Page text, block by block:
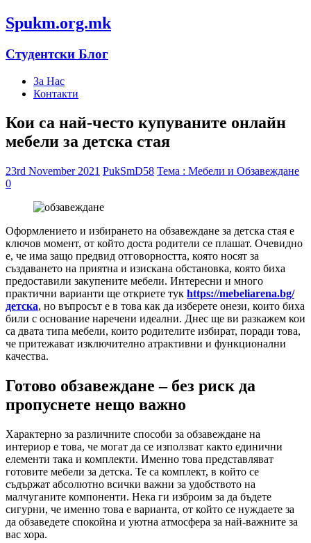
Spukm.org.mk
Студентски Блог
За Нас
Контакти
Кои са най-често купуваните онлайн
мебели за детска стая
23rd November 2021 PukSmD58 Тема : Мебели и Обзавеждане
0
Оформлението и избирането на обзавеждане за детска стая е
ключов момент, от който доста родители се плашат. Очевидно
е, че има защо предвид отговорността, която носят за
създаването на приятна и изискана обстановка, която биха
предоставили закупените мебели. Интересни и много
практични варианти ще откриете тук https://mebeliarena.bg/
детска, но въпросът е в това как да изберете онези, които биха
били с основание наречени идеални. Днес ще ви разкажем кои
са двата типа мебели, които родителите избират, поради това,
че притежават изключително атрактивни и функционални
качества.
Готово обзавеждане – без риск да
пропуснете нещо важно
Характерно за различните способи за обзавеждане на
интериор е това, че могат да се използват както единични
елементи така и комплекти. Именно това представляват
готовите мебели за детска. Те са комплект, в който се
съдържат абсолютно всички важни за удобството на
малчуганите компоненти. Нека ги изброим за да бъдете
сигурни, че именно това е варианта, от който се нуждаете за
да обзаведете спокойна и уютна атмосфера за най-важните за
вас хора.